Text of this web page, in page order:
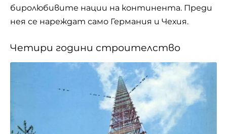
биролюбивите нации на континента. Преди
нея се нареждат само Германия и Чехия.
Четири години строителство